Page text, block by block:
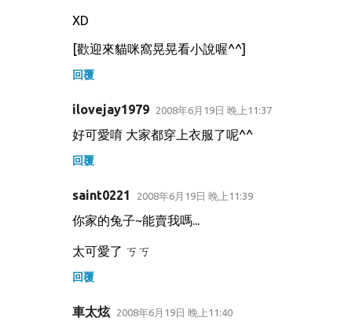
XD
[歡迎來貓咪窩晃晃看小說喔^^]
回覆
ilovejay1979 2008年6月19日 晚上11:37
好可愛唷 大家都穿上衣服了呢^^
回覆
saint0221 2008年6月19日 晚上11:39
你家的兔子~能賣我嗎...
太可愛了 ㄎㄎ
回覆
車太炫 2008年6月19日 晚上11:40